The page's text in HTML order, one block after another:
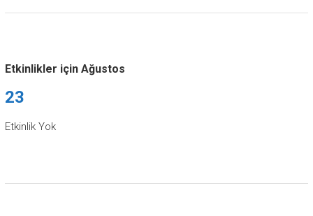
Etkinlikler için Ağustos
23
Etkinlik Yok